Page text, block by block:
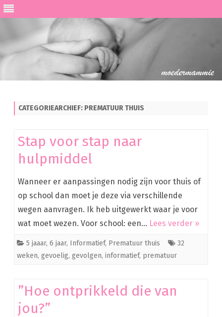
de
CATEGORIEARCHIEF: PREMATUUR THUIS
Stap voor stap naar
hulpmiddel
Wanneer er aanpassingen nodig zijn voor thuis of
op school dan moet je deze via verschillende
wegen aanvragen. Ik heb uitgewerkt waar je voor
wat moet wezen. Voor school: een… Lees verder »
5 jaaar, 6 jaar, Informatief, Prematuur thuis
32
weken, gevoelig, gevolgen, informatief, prematuur
”Hoe ontprikkeld die van
jou?”